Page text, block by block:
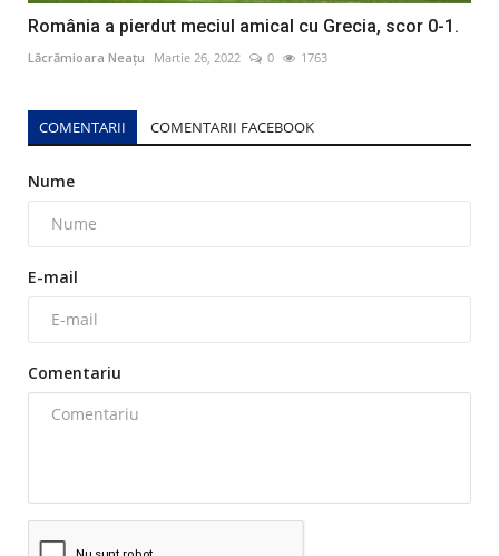
România a pierdut meciul amical cu Grecia, scor 0-1.
Lăcrămioara Neațu Martie 26, 2022 0 1763
COMENTARII COMENTARII FACEBOOK
Nume
E-mail
Comentariu